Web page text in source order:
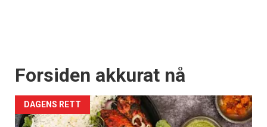
Forsiden akkurat nå
DAGENS RETT